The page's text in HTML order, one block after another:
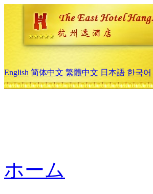
English 简体中文 繁體中文 日本語 한국어
ホーム